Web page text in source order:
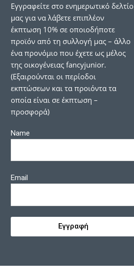
Εγγραφείτε στο ενημερωτικό δελτίο
μας για να λάβετε επιπλέον
έκπτωση 10% σε οποιοδήποτε
προϊόν από τη συλλογή μας – άλλο
ένα προνόμιο που έχετε ως μέλος
της οικογένειας fancyjunior.
(Εξαιρούνται οι περίοδοι
εκπτώσεων και τα προιόντα τα
οποία είναι σε έκπτωση –
προσφορά)
Name
Email
Εγγραφή